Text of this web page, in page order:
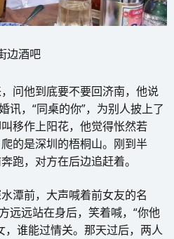
边酒吧
问他到底要不要回济南，他说
讯，“同桌的你”，为别人披上了
移作上阳花，他觉得怅然若
的是深圳的梧桐山。刚到半
跑，对方在后边追赶着。
潭前，大声喊着前女友的名
远远站在身后，笑着喊，“你他
，谁能过情关。那天过后，两人